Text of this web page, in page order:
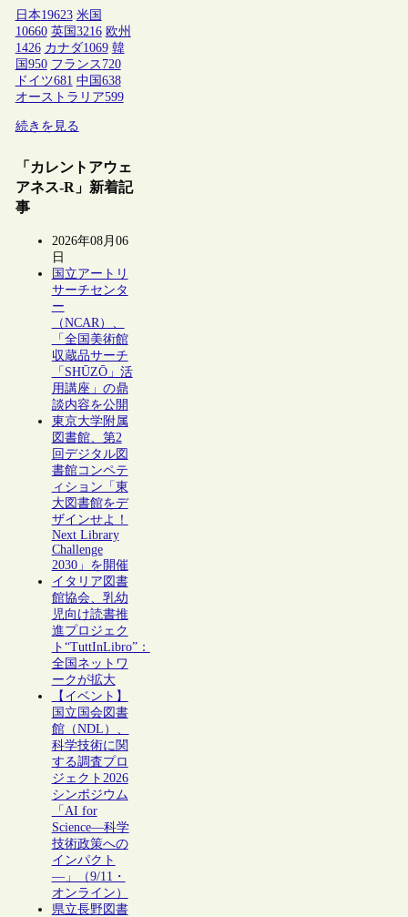
日本19623 米国
10660 英国 3216 欧州
1426 カナダ1069 韓
国 950 フランス 720
ドイツ681 中国 638
オーストラリア599
続きを見る
「カレントアウェ
アネス-R」新着記
事
2026年08月06
日
国立アートリ
サーチセンタ
ー
（NCAR）、
「全国美術館
収蔵品サーチ
「SHŪZŌ」活
用講座」の鼎
談内容を公開
東京大学附属
図書館、第2
回デジタル図
書館コンペテ
ィション「東
大図書館をデ
ザインせよ！
Next Library
Challenge
2030」を開催
イタリア図書
館協会、乳幼
児向け読書推
進プロジェク
ト“TuttInLibro”：
全国ネットワ
ークが拡大
【イベント】
国立国会図書
館（NDL）、
科学技術に関
する調査プロ
ジェクト2026
シンポジウム
「AI for
Science―科学
技術政策への
インパクト
―」（9/11・
オンライン）
県立長野図書